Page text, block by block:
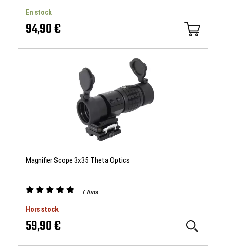
En stock
94,90 €
Magnifier Scope 3x35 Theta Optics
7Avis
Hors stock
59,90 €